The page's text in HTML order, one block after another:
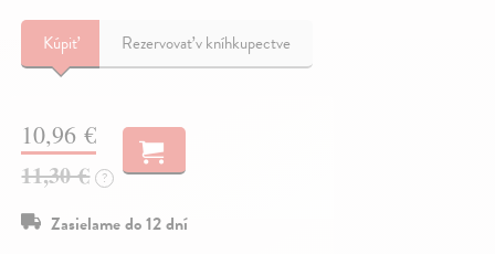
Kúpiť Rezervovať v kníhkupectve
10,96 €
11,30 € ?
Zasielame do 12 dní